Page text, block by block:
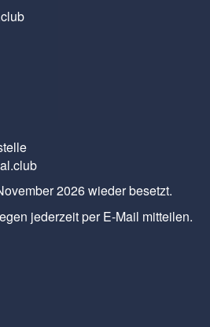
2026 wieder besetzt.
jederzeit per E-Mail mitteilen.